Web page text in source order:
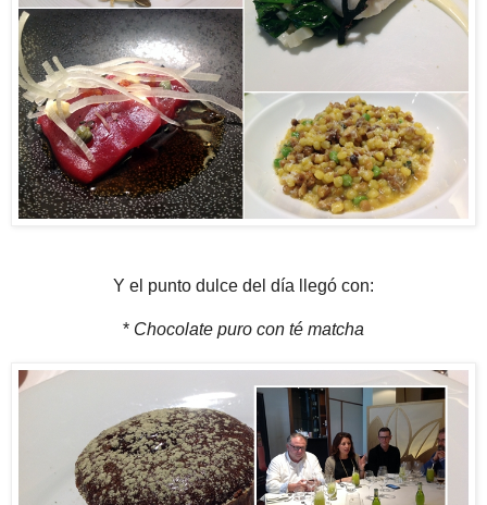
Y el punto dulce del día llegó con:
* Chocolate puro con té matcha